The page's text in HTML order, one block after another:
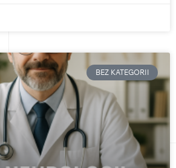
BEZ KATEGORII